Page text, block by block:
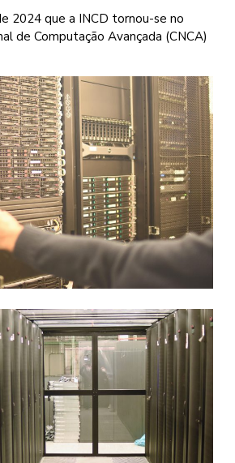
2024 que a INCD tornou-se no
de Computação Avançada (CNCA)